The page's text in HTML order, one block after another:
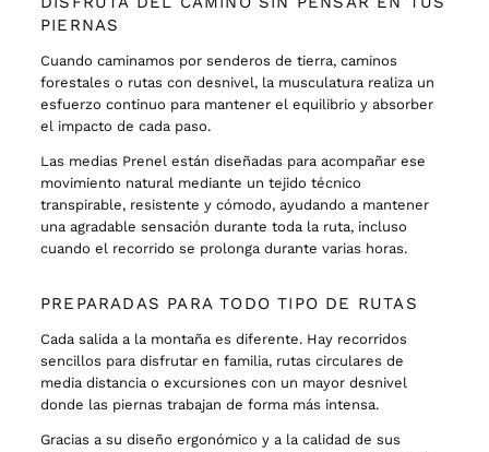
PIERNAS
Cuando caminamos por senderos de tierra, caminos
forestales o rutas con desnivel, la musculatura realiza un
esfuerzo continuo para mantener el equilibrio y absorber
el impacto de cada paso.
Las medias Prenel están diseñadas para acompañar ese
movimiento natural mediante un tejido técnico
transpirable, resistente y cómodo, ayudando a mantener
una agradable sensación durante toda la ruta, incluso
cuando el recorrido se prolonga durante varias horas.
PREPARADAS PARA TODO TIPO DE RUTAS
Cada salida a la montaña es diferente. Hay recorridos
sencillos para disfrutar en familia, rutas circulares de
media distancia o excursiones con un mayor desnivel
donde las piernas trabajan de forma más intensa.
Gracias a su diseño ergonómico y a la calidad de sus